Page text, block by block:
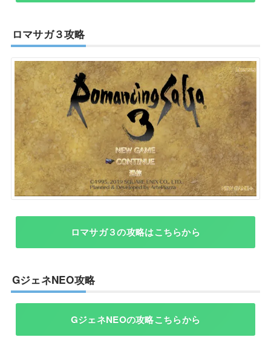
ロマサガ３攻略
ロマサガ３の攻略はこちらから
GジェネNEO攻略
GジェネNEOの攻略こちらから